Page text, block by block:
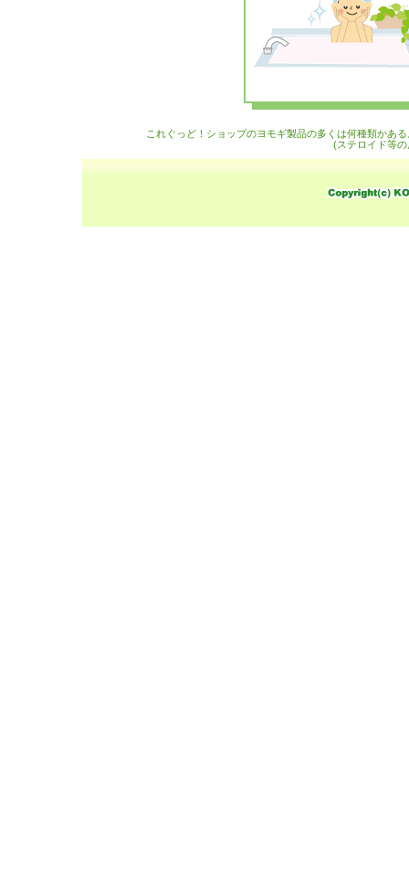
これぐっど！ショップのヨモギ製品の多くは何種類かあ
(ステロイド等